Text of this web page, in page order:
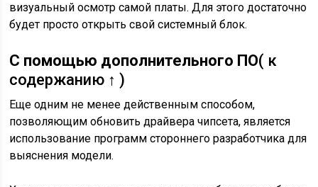
визуальный осмотр самой платы. Для этого достаточно
будет просто открыть свой системный блок.
С помощью дополнительного ПО( к
содержанию ↑ )
Еще одним не менее действенным способом,
позволяющим обновить драйвера чипсета, является
использование программ стороннего разработчика для
выяснения модели.